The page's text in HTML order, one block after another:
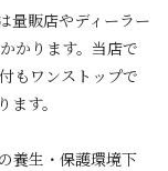
量販店やディーラー
かります。当店で
もワンストップで
す。
養生・保護環境下